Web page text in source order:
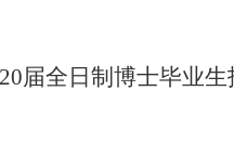
届全日制博士毕业